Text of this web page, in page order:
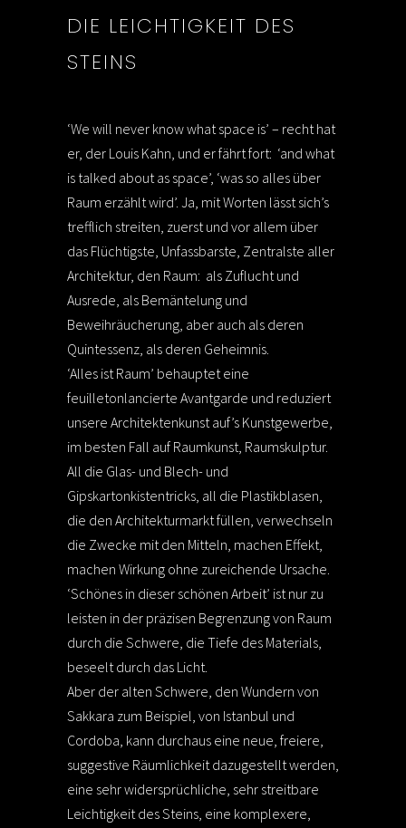
DIE LEICHTIGKEIT DES
STEINS
‘We will never know what space is’ – recht hat
er, der Louis Kahn, und er fährt fort: ‘and what
is talked about as space’, ‘was so alles über
Raum erzählt wird’. Ja, mit Worten lässt sich’s
trefflich streiten, zuerst und vor allem über
das Flüchtigste, Unfassbarste, Zentralste aller
Architektur, den Raum: als Zuflucht und
Ausrede, als Bemäntelung und
Beweihräucherung, aber auch als deren
Quintessenz, als deren Geheimnis.
‘Alles ist Raum’ behauptet eine
feuilletonlancierte Avantgarde und reduziert
unsere Architektenkunst auf’s Kunstgewerbe,
im besten Fall auf Raumkunst, Raumskulptur.
All die Glas- und Blech- und
Gipskartonkistentricks, all die Plastikblasen,
die den Architekturmarkt füllen, verwechseln
die Zwecke mit den Mitteln, machen Effekt,
machen Wirkung ohne zureichende Ursache.
‘Schönes in dieser schönen Arbeit’ ist nur zu
leisten in der präzisen Begrenzung von Raum
durch die Schwere, die Tiefe des Materials,
beseelt durch das Licht.
Aber der alten Schwere, den Wundern von
Sakkara zum Beispiel, von Istanbul und
Cordoba, kann durchaus eine neue, freiere,
suggestive Räumlichkeit dazugestellt werden,
eine sehr widersprüchliche, sehr streitbare
Leichtigkeit des Steins, eine komplexere,